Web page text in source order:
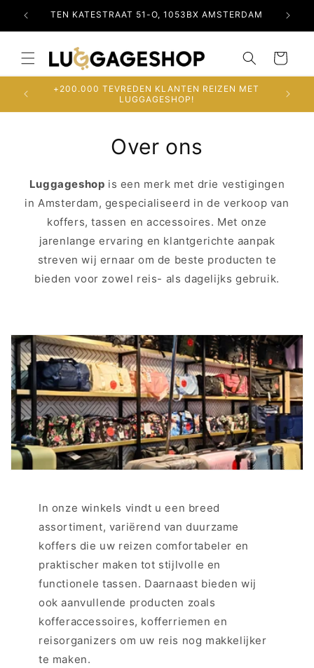
naar deTEN KATESTRAAT 51-O, 1053BX AMSTERDAM
Winkelwagen
+200.000 TEVREDEN KLANTEN REIZEN MET
LUGGAGESHOP!
Over ons
Luggageshop is een merk met drie vestigingen
in Amsterdam, gespecialiseerd in de verkoop van
koffers, tassen en accessoires. Met onze
jarenlange ervaring en klantgerichte aanpak
streven wij ernaar om de beste producten te
bieden voor zowel reis- als dagelijks gebruik.
In onze winkels vindt u een breed
assortiment, variërend van duurzame
koffers die uw reizen comfortabeler en
praktischer maken tot stijlvolle en
functionele tassen. Daarnaast bieden wij
ook aanvullende producten zoals
kofferaccessoires, kofferriemen en
reisorganizers om uw reis nog makkelijker
te maken.